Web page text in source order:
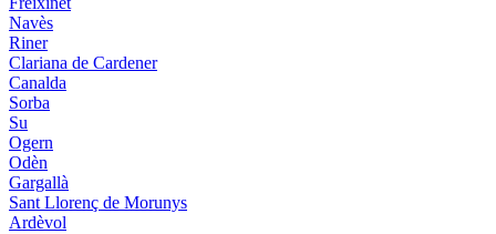
Navès
Riner
Clariana de Cardener
Canalda
Sorba
Su
Ogern
Odèn
Gargallà
Sant Llorenç de Morunys
Ardèvol